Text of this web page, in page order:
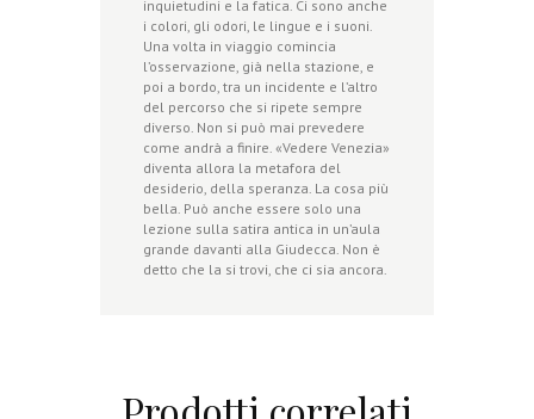
inquietudini e la fatica. Ci sono anche
i colori, gli odori, le lingue e i suoni.
Una volta in viaggio comincia
l’osservazione, già nella stazione, e
poi a bordo, tra un incidente e l’altro
del percorso che si ripete sempre
diverso. Non si può mai prevedere
come andrà a finire. «Vedere Venezia»
diventa allora la metafora del
desiderio, della speranza. La cosa più
bella. Può anche essere solo una
lezione sulla satira antica in un’aula
grande davanti alla Giudecca. Non è
detto che la si trovi, che ci sia ancora.